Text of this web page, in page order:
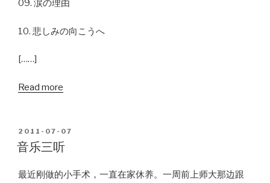
09. 涙の理由
10. 悲しみの向こうへ
[……]
Read more
POSTED
ON
2011-07-07
音乐三听
最近刚做的小手术，一直在家休养。一周前上师大那边跟